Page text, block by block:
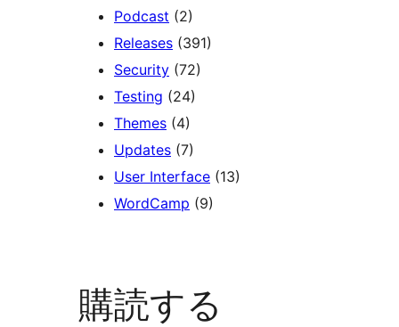
Podcast (2)
Releases (391)
Security (72)
Testing (24)
Themes (4)
Updates (7)
User Interface (13)
WordCamp (9)
購読する